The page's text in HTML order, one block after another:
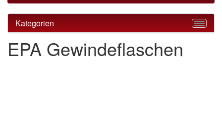
Kategorien
EPA Gewindeflaschen